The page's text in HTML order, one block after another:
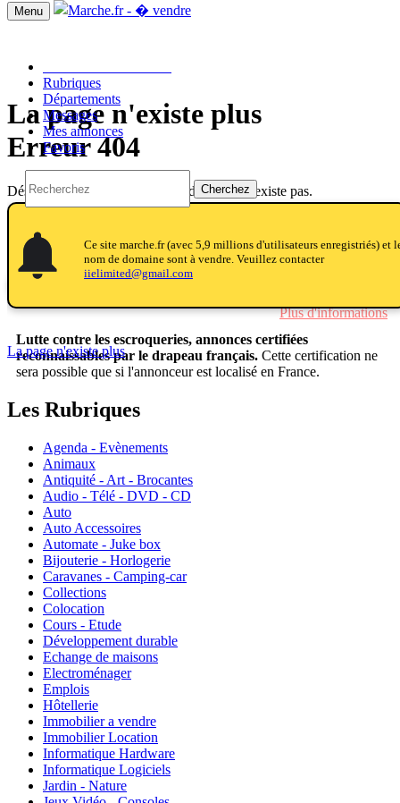
Menu
Rubriques
Départements
Messages
Mes annonces
Favoris
Cherchez
notifications
notifications
Ce site marche.fr (avec 5,9 millions d'utilisateurs enregistriés) et
nom de domaine sont à vendre. Veuillez contacter
iielimited@gmail.com
La page n'existe plus
La page n'existe plus
Erreur 404
Désolé, la page que vous tentez d'afficher n'existe pas.
L'équipe Marche.fr
Le drapeau français
Plus d'informations
Lutte contre les escroqueries, annonces certifiées
reconnaissables par le drapeau français. Cette certification ne
sera possible que si l'annonceur est localisé en France.
Les Rubriques
Agenda - Evènements
Animaux
Antiquité - Art - Brocantes
Audio - Télé - DVD - CD
Auto
Auto Accessoires
Automate - Juke box
Bijouterie - Horlogerie
Caravanes - Camping-car
Collections
Colocation
Cours - Etude
Développement durable
Echange de maisons
Electroménager
Emplois
Hôtellerie
Immobilier a vendre
Immobilier Location
Informatique Hardware
Informatique Logiciels
Jardin - Nature